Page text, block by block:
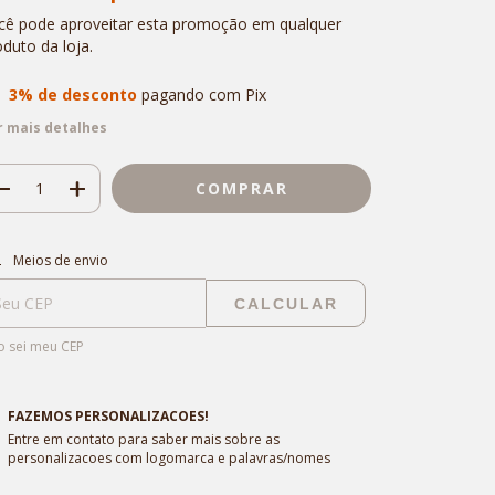
pode aproveitar esta promoção em qualquer
da loja.
3% de desconto pagando com Pix
mais detalhes
para o CEP:
Meios de envio
CALCULAR
sei meu CEP
FAZEMOS PERSONALIZACOES!
Entre em contato para saber mais sobre as
personalizacoes com logomarca e palavras/nomes